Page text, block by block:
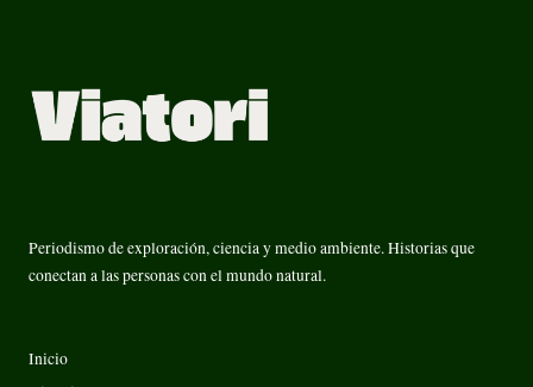
Periodismo de exploración, ciencia y medio ambiente. Historias que
conectan a las personas con el mundo natural.
Inicio